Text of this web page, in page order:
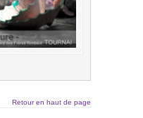
Retour en haut de page